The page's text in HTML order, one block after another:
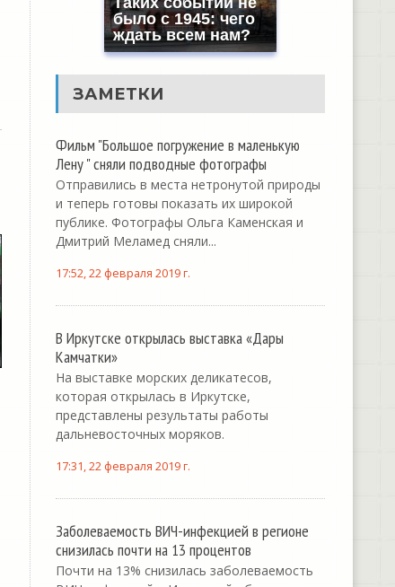
было с 1945: чего
ждать всем нам?
ЗАМЕТКИ
Фильм "Большое погружение в маленькую
Лену " сняли подводные фотографы
Отправились в места нетронутой природы
и теперь готовы показать их широкой
публике. Фотографы Ольга Каменская и
Дмитрий Меламед сняли...
17:52, 22 февраля 2019 г.
В Иркутске открылась выставка «Дары
Камчатки»
На выставке морских деликатесов,
которая открылась в Иркутске,
представлены результаты работы
дальневосточных моряков.
17:31, 22 февраля 2019 г.
Заболеваемость ВИЧ-инфекцией в регионе
снизилась почти на 13 процентов
Почти на 13% снизилась заболеваемость